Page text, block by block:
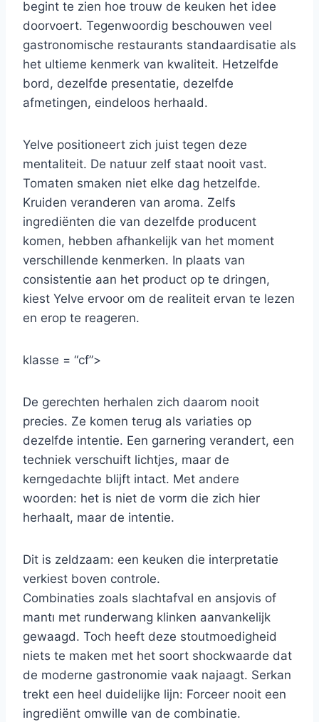
begint te zien hoe trouw de keuken het idee
doorvoert. Tegenwoordig beschouwen veel
gastronomische restaurants standaardisatie als
het ultieme kenmerk van kwaliteit. Hetzelfde
bord, dezelfde presentatie, dezelfde
afmetingen, eindeloos herhaald.
Yelve positioneert zich juist tegen deze
mentaliteit. De natuur zelf staat nooit vast.
Tomaten smaken niet elke dag hetzelfde.
Kruiden veranderen van aroma. Zelfs
ingrediënten die van dezelfde producent
komen, hebben afhankelijk van het moment
verschillende kenmerken. In plaats van
consistentie aan het product op te dringen,
kiest Yelve ervoor om de realiteit ervan te lezen
en erop te reageren.
klasse = “cf”>
De gerechten herhalen zich daarom nooit
precies. Ze komen terug als variaties op
dezelfde intentie. Een garnering verandert, een
techniek verschuift lichtjes, maar de
kerngedachte blijft intact. Met andere
woorden: het is niet de vorm die zich hier
herhaalt, maar de intentie.
Dit is zeldzaam: een keuken die interpretatie
verkiest boven controle.
Combinaties zoals slachtafval en ansjovis of
mantı met runderwang klinken aanvankelijk
gewaagd. Toch heeft deze stoutmoedigheid
niets te maken met het soort shockwaarde dat
de moderne gastronomie vaak najaagt. Serkan
trekt een heel duidelijke lijn: Forceer nooit een
ingrediënt omwille van de combinatie.